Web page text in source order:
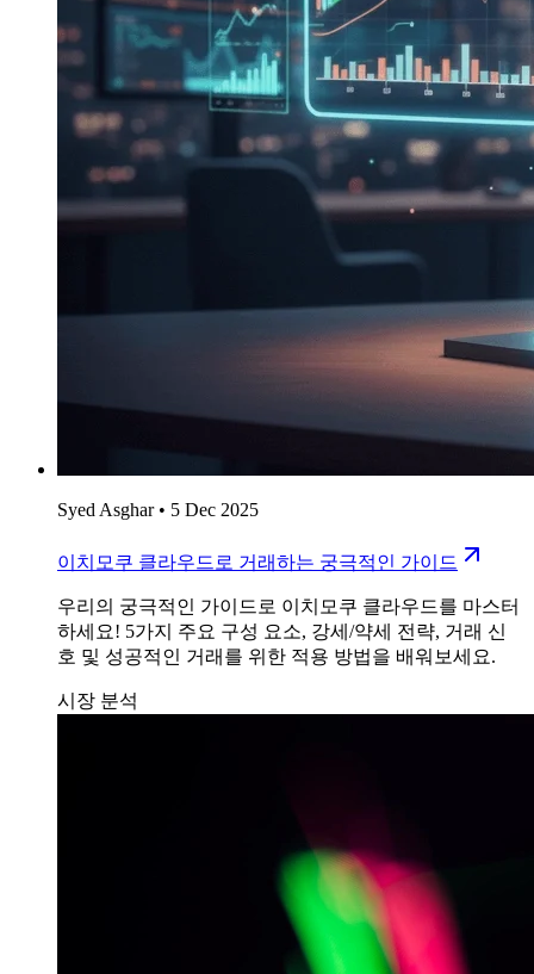
Syed Asghar• 5 Dec 2025
이치모쿠 클라우드로 거래하는 궁극적인 가이드
우리의 궁극적인 가이드로 이치모쿠 클라우드를 마스터
하세요! 5가지 주요 구성 요소, 강세/약세 전략, 거래 신
호 및 성공적인 거래를 위한 적용 방법을 배워보세요.
시장 분석